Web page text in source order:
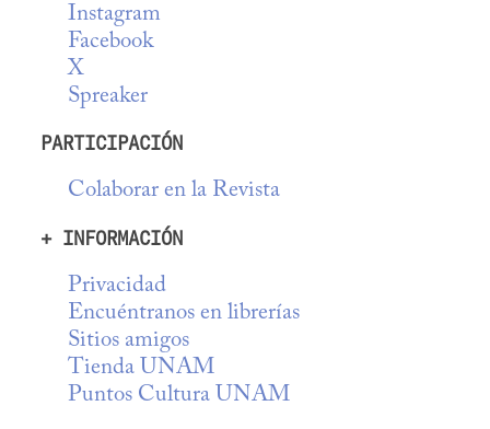
Instagram
Facebook
X
Spreaker
PARTICIPACIÓN
Colaborar en la Revista
+ INFORMACIÓN
Privacidad
Encuéntranos en librerías
Sitios amigos
Tienda UNAM
Puntos Cultura UNAM